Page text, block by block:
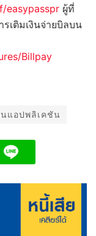
easypasspr ผู้ที่
เติมเงินจ่ายบิลบน
Billpay
นแอปพลิเคชัน